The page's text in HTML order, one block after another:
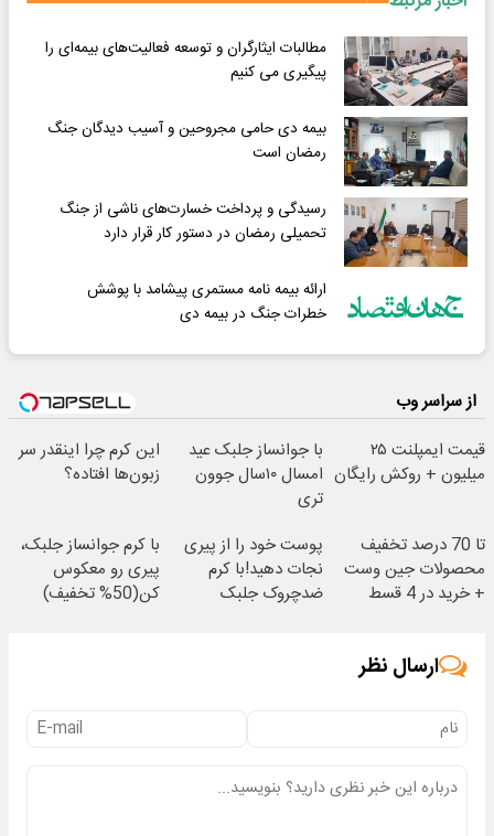
مطالبات ایثارگران و توسعه فعالیت‌های بیمه‌ای را
پیگیری می کنیم
‌بیمه دی حامی مجروحین و آسیب دیدگان جنگ
رمضان است
رسیدگی و پرداخت خسارت‌های ناشی از جنگ
تحمیلی رمضان در دستور کار قرار دارد
ارائه بیمه نامه مستمری پیشامد با پوشش
خطرات جنگ در بیمه دی
از سراسر وب
قیمت ایمپلنت ۲۵
میلیون + روکش رایگان
با جوانساز جلبک عید
امسال ۱۰سال جوون
تری
این کرم چرا اینقدر سر
زبون‌ها افتاده؟
تا 70 درصد تخفیف
محصولات جین وست
+ خرید در 4 قسط
پوست خود را از پیری
نجات دهید!با کرم
ضدچروک جلبک
با کرم جوانساز جلبک،
پیری رو معکوس
کن(50% تخفیف)
ارسال نظر